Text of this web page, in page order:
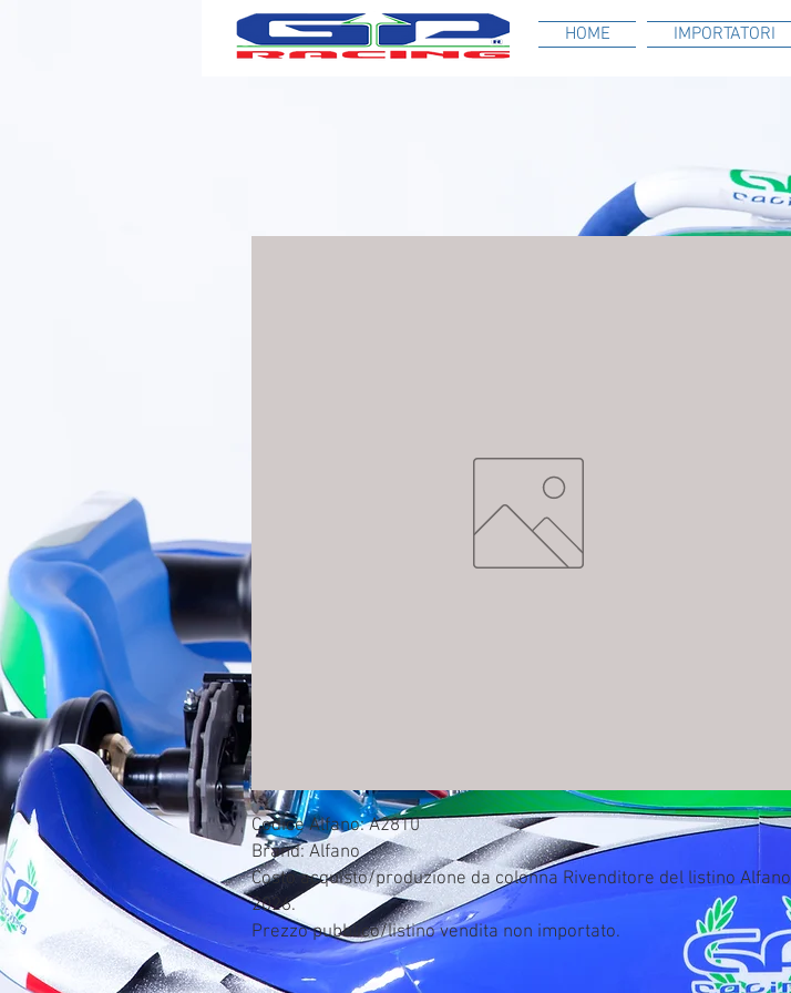
HOME IMPORTATORI
Codice Alfano: A2810
Brand: Alfano
Costo acquisto/produzione da colonna Rivenditore del listino Alfano
2026.
Prezzo pubblico/listino vendita non importato.